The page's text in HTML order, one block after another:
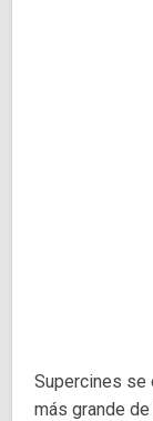
Supercines se
más grande